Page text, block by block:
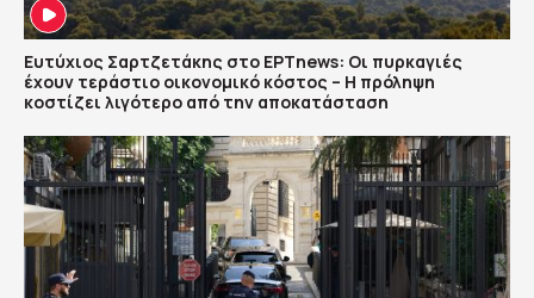
Ευτύχιος Σαρτζετάκης στο ΕΡΤnews: Οι πυρκαγιές
έχουν τεράστιο οικονομικό κόστος – Η πρόληψη
κοστίζει λιγότερο από την αποκατάσταση